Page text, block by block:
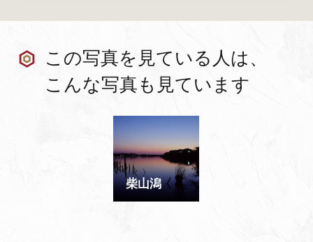
この写真を見ている人は、
こんな写真も見ています
柴山潟